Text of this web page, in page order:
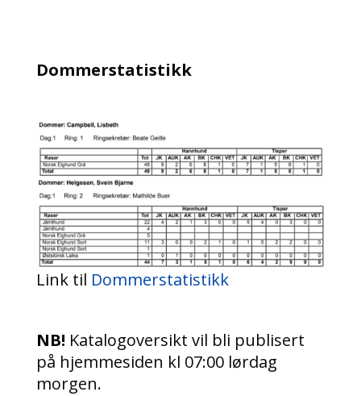
Dommerstatistikk
Link til Dommerstatistikk
NB! Katalogoversikt vil bli publisert
på hjemmesiden kl 07:00 lørdag
morgen.